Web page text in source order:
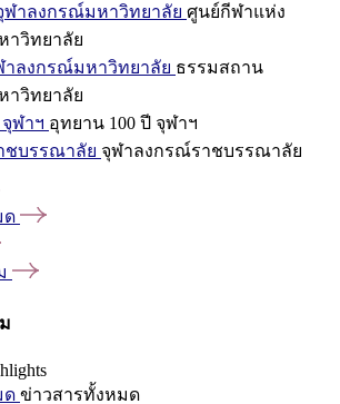
าลงกรณ์มหาวิทยาลัย ศูนย์กีฬาแห่ง
าวิทยาลัย
าลงกรณ์มหาวิทยาลัย ธรรมสถาน
าวิทยาลัย
ฬาฯ อุทยาน 100 ปี จุฬาฯ
ชบรรณาลัย จุฬาลงกรณ์ราชบรรณาลัย
ด
ด ข่าวสารทั้งหมด